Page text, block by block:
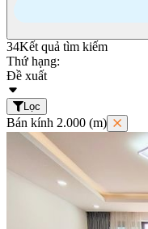
34Kết quả tìm kiếm
Thứ hạng:
Đề xuất
Lọc
Bán kính 2.000 (m)